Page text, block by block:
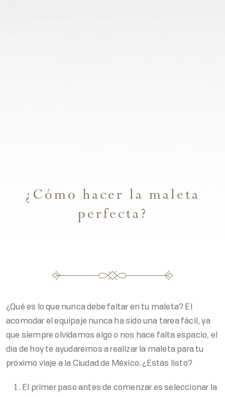
¿Cómo hacer la maleta
perfecta?
¿Qué es lo que nunca debe faltar en tu maleta? El
acomodar el equipaje nunca ha sido una tarea fácil, ya
que siempre olvidamos algo o nos hace falta espacio, el
día de hoy te ayudaremos a realizar la maleta para tu
próximo viaje a la Ciudad de México. ¿Estás listo?
El primer paso antes de comenzar es seleccionar la